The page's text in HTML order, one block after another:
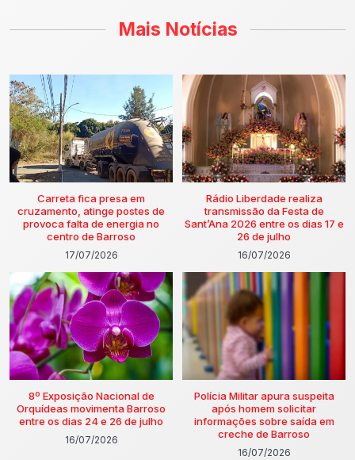
Mais Notícias
Carreta fica presa em
cruzamento, atinge postes de
provoca falta de energia no
centro de Barroso
17/07/2026
Rádio Liberdade realiza
transmissão da Festa de
Sant’Ana 2026 entre os dias 17 e
26 de julho
16/07/2026
8º Exposição Nacional de
Orquídeas movimenta Barroso
entre os dias 24 e 26 de julho
16/07/2026
Polícia Militar apura suspeita
após homem solicitar
informações sobre saída em
creche de Barroso
16/07/2026